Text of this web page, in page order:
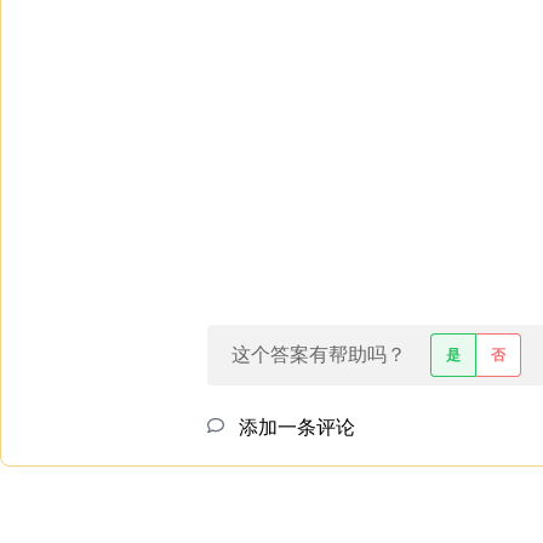
这个答案有帮助吗？ 是 否
添加一条评论